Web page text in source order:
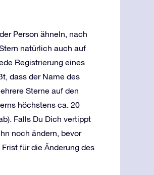
Person ähneln, nach
natürlich auch auf
Registrierung eines
dass der Name des
Sterne auf den
höchstens ca. 20
Falls Du Dich vertippt
noch ändern, bevor
für die Änderung des